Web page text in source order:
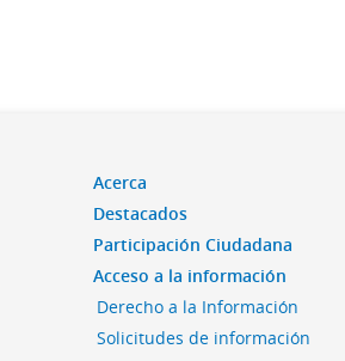
Acerca
Destacados
Participación Ciudadana
Acceso a la información
Derecho a la Información
Solicitudes de información